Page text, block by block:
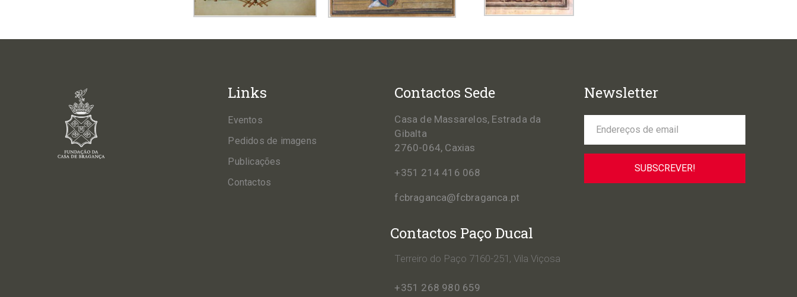
Links
Eventos
Pedidos de imagens
Publicações
Contactos
Contactos Sede
Casa de Massarelos, Estrada da
Gibalta
2760-064, Caxias
+351 214 416 068
fcbraganca@fcbraganca.pt
Contactos Paço Ducal
Terreiro do Paço 7160-251, Vila Viçosa
+351 268 980 659
Newsletter